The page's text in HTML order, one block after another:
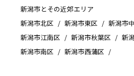
新潟市とその近郊エリア
新潟市北区
新潟市東区
新潟市
新潟市江南区
新潟市秋葉区
新
新潟市南区
新潟市西蒲区